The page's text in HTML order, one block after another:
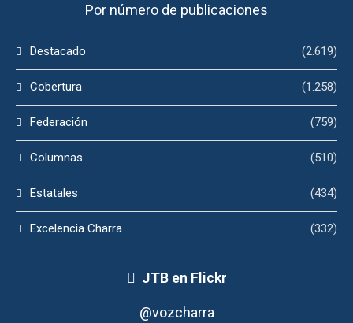
Por número de publicaciones
Destacado (2.619)
Cobertura (1.258)
Federación (759)
Columnas (510)
Estatales (434)
Excelencia Charra (332)
JTB en Flickr
@vozcharra